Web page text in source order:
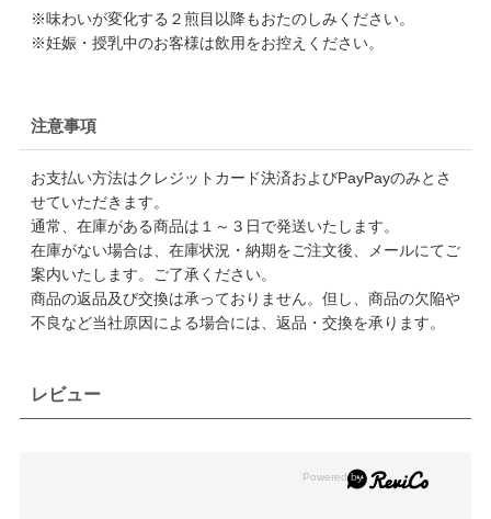
※味わいが変化する２煎目以降もおたのしみください。
※妊娠・授乳中のお客様は飲用をお控えください。
注意事項
お支払い方法はクレジットカード決済およびPayPayのみとさ
せていただきます。
通常、在庫がある商品は１～３日で発送いたします。
在庫がない場合は、在庫状況・納期をご注文後、メールにてご
案内いたします。ご了承ください。
商品の返品及び交換は承っておりません。但し、商品の欠陥や
不良など当社原因による場合には、返品・交換を承ります。
レビュー